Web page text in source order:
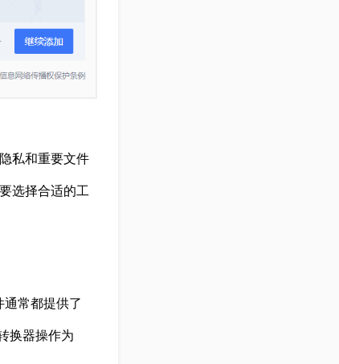
私和重要文件
选择合适的工
常都提供了
换器操作为